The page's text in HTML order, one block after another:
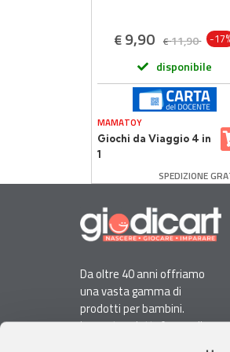
€9,90 €11,90 -
disponibile
MAMATOY
Giochi da Viaggio 4 in
1
SPEDIZIONE
Da oltre 40 anni offriamo
una vasta gamma di
prodotti per bambini.
La nostra piattaforma di